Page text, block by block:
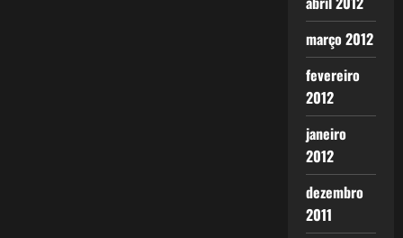
março 2012
fevereiro
2012
janeiro
2012
dezembro
2011